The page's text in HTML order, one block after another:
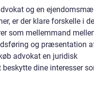
og en
er der klare forskelle i
som mellemmand
og præsentation
advokat en juridisk
dine interesser